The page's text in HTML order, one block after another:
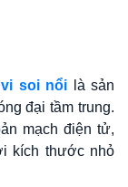
soi nổi là sản
đại tầm trung.
mạch điện tử,
kích thước nhỏ